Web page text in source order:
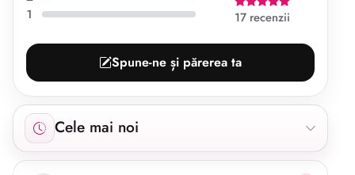
1
17 recenzii
Spune-ne și părerea ta
Cele mai noi
Afișăm 17 recenzii începând cu cele mai noi.